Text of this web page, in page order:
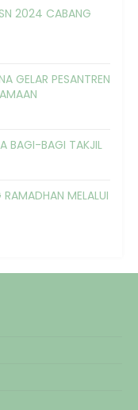
2024 CABANG
GELAR PESANTREN
BAGI-BAGI TAKJIL
MELALUI